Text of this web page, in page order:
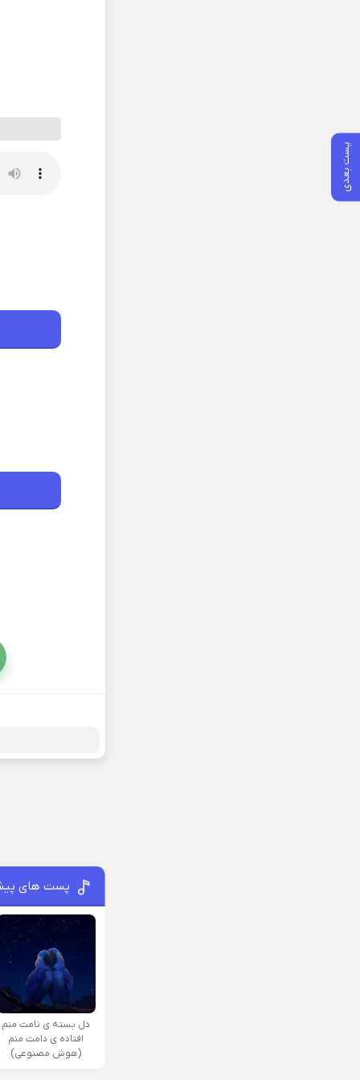
پست بعدی
پست های
دل بسته ی نامت منم
افتاده ی دامت منم
(هوش مصنوعی)